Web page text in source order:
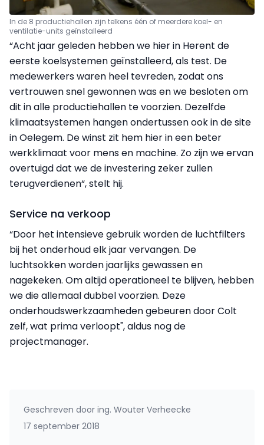
In de 8 productiehallen zijn telkens één of meerdere koel- en
ventilatie-units geïnstalleerd
“Acht jaar geleden hebben we hier in Herent de
eerste koelsystemen geïnstalleerd, als test. De
medewerkers waren heel tevreden, zodat ons
vertrouwen snel gewonnen was en we besloten om
dit in alle productiehallen te voorzien. Dezelfde
klimaatsystemen hangen ondertussen ook in de site
in Oelegem. De winst zit hem hier in een beter
werkklimaat voor mens en machine. Zo zijn we ervan
overtuigd dat we de investering zeker zullen
terugverdienen“, stelt hij.
Service na verkoop
“Door het intensieve gebruik worden de luchtfilters
bij het onderhoud elk jaar vervangen. De
luchtsokken worden jaarlijks gewassen en
nagekeken. Om altijd operationeel te blijven, hebben
we die allemaal dubbel voorzien. Deze
onderhoudswerkzaamheden gebeuren door Colt
zelf, wat prima verloopt", aldus nog de
projectmanager.
Geschreven door ing. Wouter Verheecke
17 september 2018